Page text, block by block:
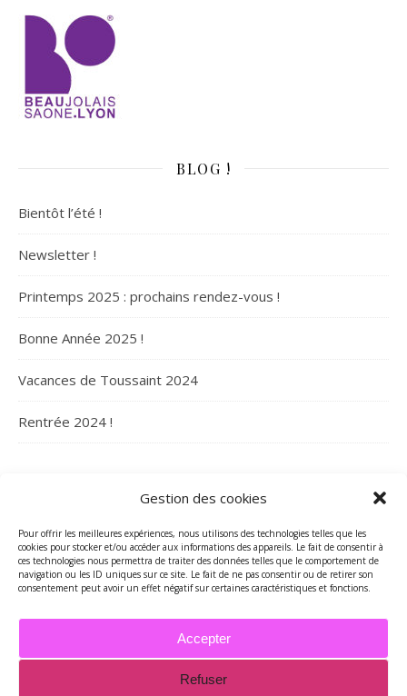
Gestion des cookies
Pour offrir les meilleures expériences, nous utilisons des technologies telles que les
cookies pour stocker et/ou accéder aux informations des appareils. Le fait de consentir à
ces technologies nous permettra de traiter des données telles que le comportement de
navigation ou les ID uniques sur ce site. Le fait de ne pas consentir ou de retirer son
consentement peut avoir un effet négatif sur certaines caractéristiques et fonctions.
Accepter
Refuser
BLOG !
Bientôt l’été !
Newsletter !
Printemps 2025 : prochains rendez-vous !
Bonne Année 2025 !
Vacances de Toussaint 2024
Rentrée 2024 !
ARCHIVES
Archives
2026 - Tous droits réservés - Merci de contacter Marie-Maguelone